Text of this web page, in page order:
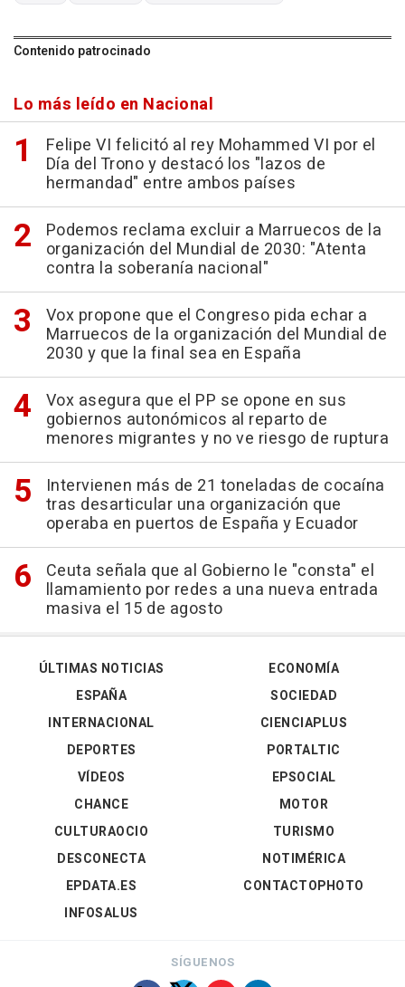
Contenido patrocinado
Lo más leído en Nacional
Felipe VI felicitó al rey Mohammed VI por el
Día del Trono y destacó los "lazos de
hermandad" entre ambos países
Podemos reclama excluir a Marruecos de la
organización del Mundial de 2030: "Atenta
contra la soberanía nacional"
Vox propone que el Congreso pida echar a
Marruecos de la organización del Mundial de
2030 y que la final sea en España
Vox asegura que el PP se opone en sus
gobiernos autonómicos al reparto de
menores migrantes y no ve riesgo de ruptura
Intervienen más de 21 toneladas de cocaína
tras desarticular una organización que
operaba en puertos de España y Ecuador
Ceuta señala que al Gobierno le "consta" el
llamamiento por redes a una nueva entrada
masiva el 15 de agosto
ÚLTIMAS NOTICIAS
ESPAÑA
INTERNACIONAL
DEPORTES
VÍDEOS
ECONOMÍA
SOCIEDAD
CIENCIAPLUS
PORTALTIC
EPSOCIAL
CHANCE
CULTURAOCIO
DESCONECTA
EPDATA.ES
INFOSALUS
MOTOR
TURISMO
NOTIMÉRICA
CONTACTOPHOTO
SÍGUENOS